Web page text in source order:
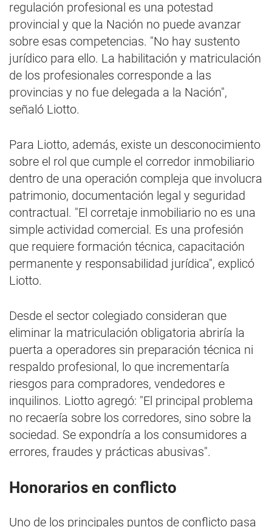
regulación profesional es una potestad
provincial y que la Nación no puede avanzar
sobre esas competencias. "No hay sustento
jurídico para ello. La habilitación y matriculación
de los profesionales corresponde a las
provincias y no fue delegada a la Nación",
señaló Liotto.
Para Liotto, además, existe un desconocimiento
sobre el rol que cumple el corredor inmobiliario
dentro de una operación compleja que involucra
patrimonio, documentación legal y seguridad
contractual. "El corretaje inmobiliario no es una
simple actividad comercial. Es una profesión
que requiere formación técnica, capacitación
permanente y responsabilidad jurídica", explicó
Liotto.
Desde el sector colegiado consideran que
eliminar la matriculación obligatoria abriría la
puerta a operadores sin preparación técnica ni
respaldo profesional, lo que incrementaría
riesgos para compradores, vendedores e
inquilinos. Liotto agregó: "El principal problema
no recaería sobre los corredores, sino sobre la
sociedad. Se expondría a los consumidores a
errores, fraudes y prácticas abusivas".
Honorarios en conflicto
Uno de los principales puntos de conflicto pasa